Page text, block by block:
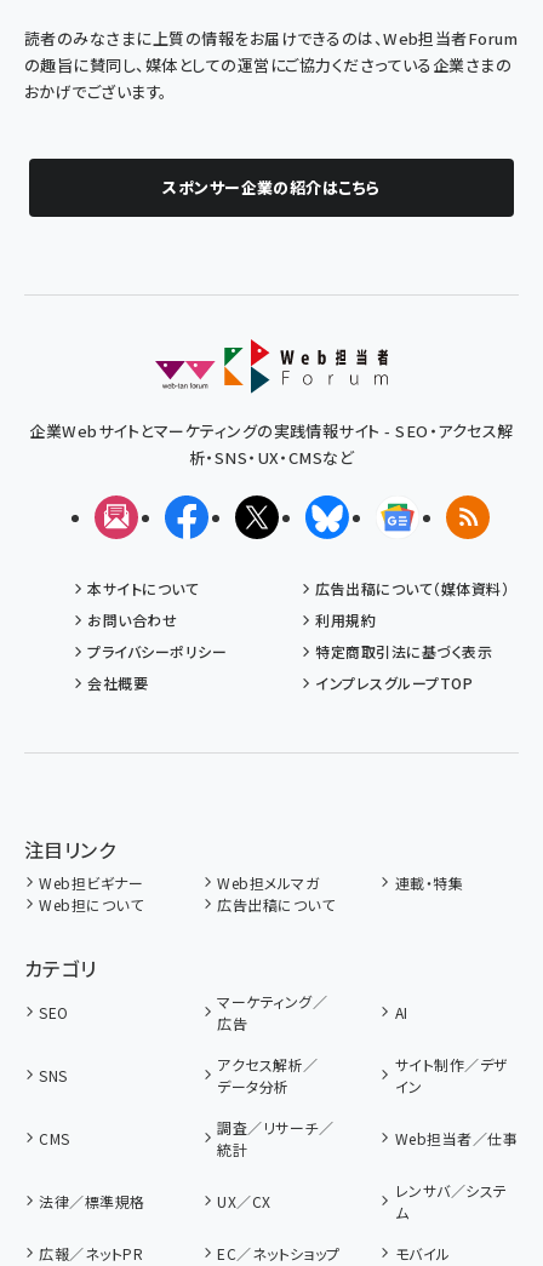
読者のみなさまに上質の情報をお届けできるのは、Web担当者Forum
の趣旨に賛同し、媒体としての運営にご協力くださっている企業さまの
おかげでございます。
スポンサー企業の紹介はこちら
企業Webサイトとマーケティングの実践情報サイト - SEO・アクセス解
析・SNS・UX・CMSなど
メルマガFacebookX(エックス)BlueskyGoogleニュ
RSS
本サイトについて
広告出稿について（媒体資料）
お問い合わせ
利用規約
プライバシーポリシー
特定商取引法に基づく表示
会社概要
インプレスグループTOP
注目リンク
Web担ビギナー Web担メルマガ
連載・特集
Web担について
広告出稿について
カテゴリ
SEO
マーケティング／
広告
AI
SNS
アクセス解析／
データ分析
サイト制作／デザ
イン
CMS
調査／リサーチ／
統計
Web担当者／仕事
法律／標準規格 UX／CX
レンサバ／システ
ム
広報／ネットPR
EC／ネットショップ
モバイル